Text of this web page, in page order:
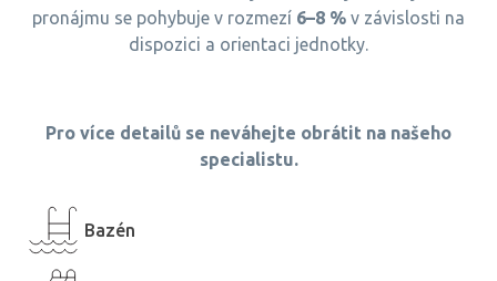
pronájmu se pohybuje v rozmezí 6–8 % v závislosti na
dispozici a orientaci jednotky.
Pro více detailů se neváhejte obrátit na našeho
specialistu.
Bazén